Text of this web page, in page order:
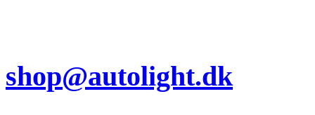
shop@autolight.dk